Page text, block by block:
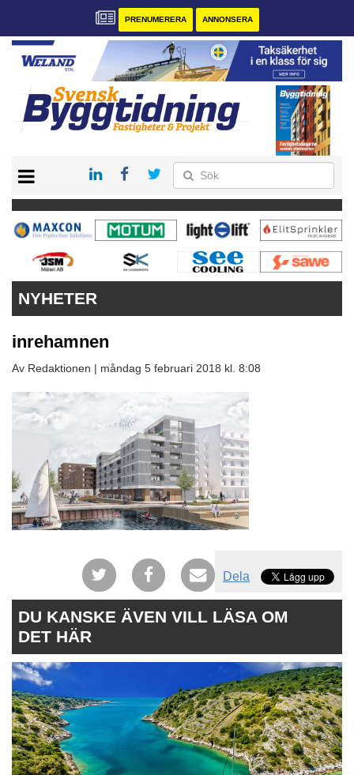
PRENUMERERA ANNONSERA
PRENUMERERA
VÅRA ANDRA MAGASIN
ANNONSERA
NYHETER
inrehamnen
Av Redaktionen | måndag 5 februari 2018 kl. 8:08
Dela
DU KANSKE ÄVEN VILL LÄSA OM
DET HÄR